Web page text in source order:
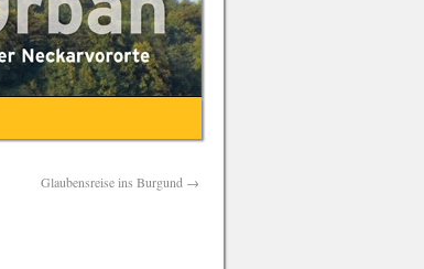
Glaubensreise ins Burgund →